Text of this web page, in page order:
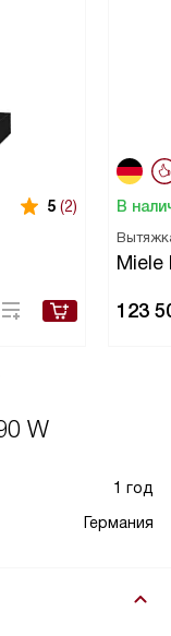
5 (2) В
Miele
123
W
1 год
Германия